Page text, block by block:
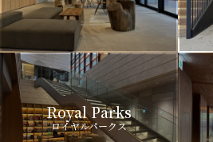
Royal Parks
ロイヤルパークス